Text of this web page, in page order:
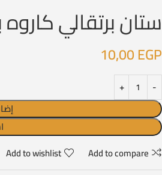
ستان برتقالي كاروه
10,00EGP
Add to compare
Add to wishlist